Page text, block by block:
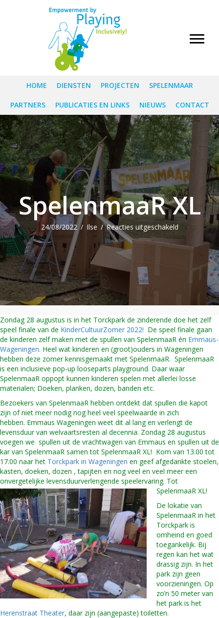
HOME DIENSTEN PROJECTEN SPELENMAAR
PARTNERS PUBLICATIES EN LINKS NIEUWS CONTACT
SpelenmaaR XL
24/08/2022 / Ilse /Reacties uitgeschakeldvoor
SpelenmaaR
XL
Zondag 28 augustus is in het Torckpark de zinderende doe het zelf
speel finale van de KinderCultuurZomer 2022! De speel finale gaan
de kinderen zelf maken met de spullen van SpelenmaaR én Emmaus-
Wageningen. Heel wat kinderen en (groot)ouders in Wageningen
hebben deze zomer kennisgemaakt met SpelenmaaR. SpelenmaaR
is een inclusieve pop-up looseparts playground. Daar waar
SpelenmaaR oppopt kunnen kinderen spelen met allerlei losse
materialen; Doeken, planken, dozen, banden etc.
Bezoekers van SpelenmaaR hebben ontdekt dat spullen die kapot
zijn of niet meer nodig nog heel veel speelwaarde in zich
hebben. Emmaus Wageningen weet dit al lang en verlengt de
levensduur van welvaartsresten al decennia. Zondag 28 augustus
voegen we spullen uit de vrachtwagen van Emmaus en spullen uit de
kar van SpelenmaaR samen tot SpelenmaaR XL! Kom van 13.00 tot
17.00 naar het Torckpark in Wageningen en geef afgedankte stoelen,
kasten, doeken, dozen , tapijten en nog veel en veel meer een
onvergetelijke levensduurverlengende speelervaring. Tot
SpelenmaaR XL!
De lokatie van
SpelenmaaR in het
Torckpark is
omheind en goed
toegankelijk. Bij
regen kan het wat
drassig zijn. In het
park zijn geen
voorzieningen. Op
zo’n 50 meter van
het park is het
Herenstraat Theater, daar zijn (aangepaste) toiletten.